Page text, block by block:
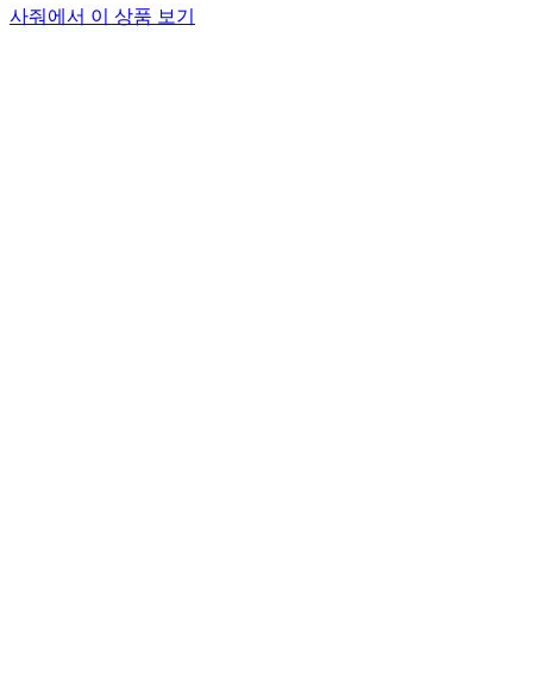
사줘에서 이 상품 보기